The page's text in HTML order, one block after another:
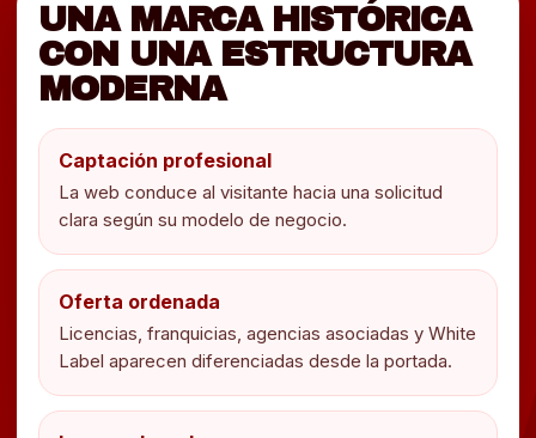
UNA MARCA HISTÓRICA
CON UNA ESTRUCTURA
MODERNA
Captación profesional
La web conduce al visitante hacia una solicitud
clara según su modelo de negocio.
Oferta ordenada
Licencias, franquicias, agencias asociadas y White
Label aparecen diferenciadas desde la portada.